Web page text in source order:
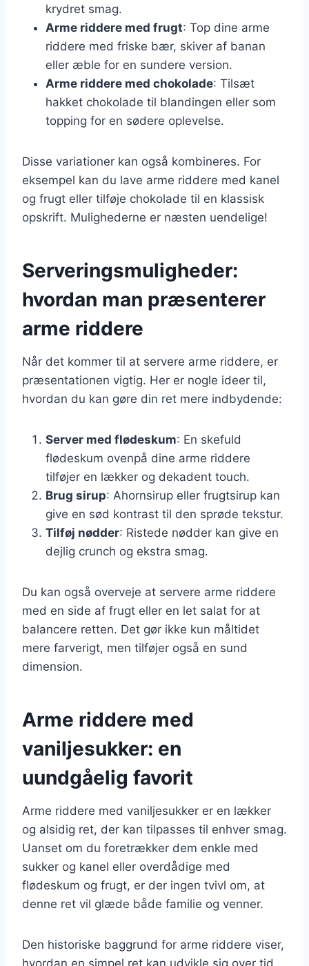
krydret smag.
Arme riddere med frugt: Top dine arme
riddere med friske bær, skiver af banan
eller æble for en sundere version.
Arme riddere med chokolade: Tilsæt
hakket chokolade til blandingen eller som
topping for en sødere oplevelse.
Disse variationer kan også kombineres. For
eksempel kan du lave arme riddere med kanel
og frugt eller tilføje chokolade til en klassisk
opskrift. Mulighederne er næsten uendelige!
Serveringsmuligheder:
hvordan man præsenterer
arme riddere
Når det kommer til at servere arme riddere, er
præsentationen vigtig. Her er nogle ideer til,
hvordan du kan gøre din ret mere indbydende:
Server med flødeskum: En skefuld
flødeskum ovenpå dine arme riddere
tilføjer en lækker og dekadent touch.
Brug sirup: Ahornsirup eller frugtsirup kan
give en sød kontrast til den sprøde tekstur.
Tilføj nødder: Ristede nødder kan give en
dejlig crunch og ekstra smag.
Du kan også overveje at servere arme riddere
med en side af frugt eller en let salat for at
balancere retten. Det gør ikke kun måltidet
mere farverigt, men tilføjer også en sund
dimension.
Arme riddere med
vaniljesukker: en
uundgåelig favorit
Arme riddere med vaniljesukker er en lækker
og alsidig ret, der kan tilpasses til enhver smag.
Uanset om du foretrækker dem enkle med
sukker og kanel eller overdådige med
flødeskum og frugt, er der ingen tvivl om, at
denne ret vil glæde både familie og venner.
Den historiske baggrund for arme riddere viser,
hvordan en simpel ret kan udvikle sig over tid